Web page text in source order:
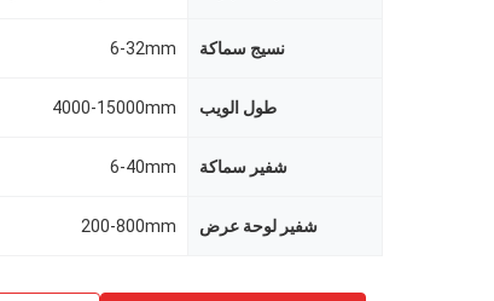
نسيج سماكة 6-32mm
طول الويب 4000-15000mm
شفير سماكة 6-40mm
شفير لوحة عرض 200-800mm